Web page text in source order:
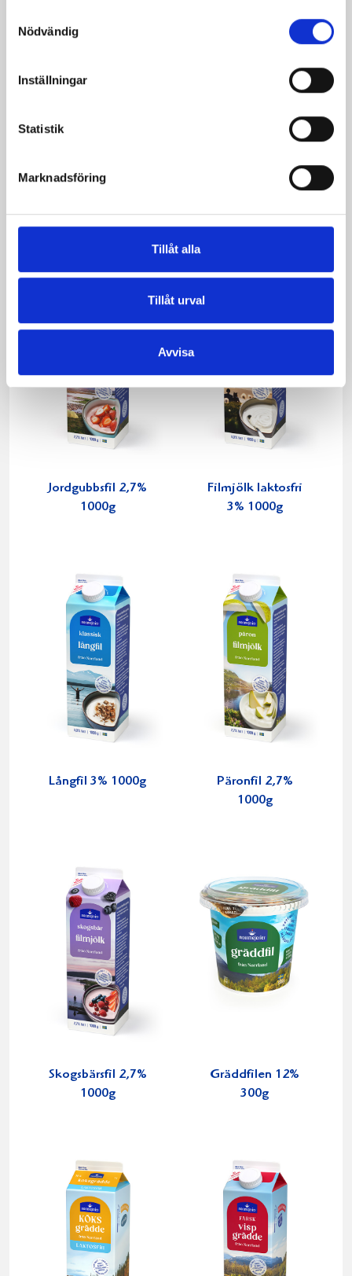
Nödvändig
Inställningar
Statistik
Marknadsföring
Tillåt alla
Tillåt urval
Avvisa
3% KRAV 1000g
1000g
Jordgubbsfil 2,7%
1000g
Filmjölk laktosfri
3% 1000g
Långfil 3% 1000g
Päronfil 2,7%
1000g
Skogsbärsfil 2,7%
1000g
Gräddfilen 12%
300g